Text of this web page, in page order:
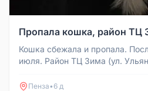
Пропала кошка, район ТЦ
Кошка сбежала и пропала.
июля. Район ТЦ Зима (ул.
Пенза•6 д